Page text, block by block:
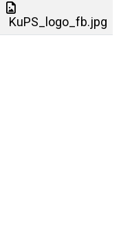
KuPS_logo_fb.jpg